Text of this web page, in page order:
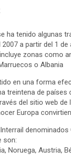
ha tenido algunas
a partir del 1
zonas como
o Albania
en una forma
treintena de
del sitio web
Europa
son:
Noruega, Austria,